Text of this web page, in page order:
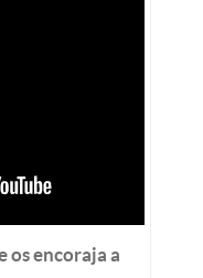
os encoraja a